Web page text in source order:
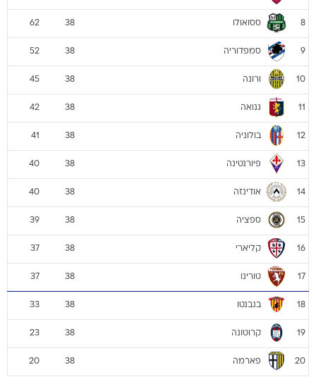
8 ססואולו 38
62
9 סמפדוריה 38
52
10 ורונה 38
45
11 גנואה 38
42
12 בולוניה 38
41
13 פיורנטינה 38
40
14 אודינזה 38
40
15 ספציה 38
39
16 קליארי 38
37
17 טורינו 38
37
18 בנבנטו 38
33
19 קרוטונה 38
23
20 פארמה 38
20